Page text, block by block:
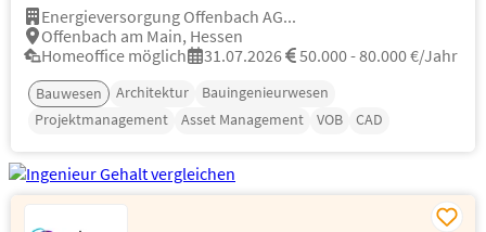
Energieversorgung Offenbach AG...
Offenbach am Main, Hessen
Homeoffice möglich
31.07.2026 50.000 - 80.000 €/Jahr
Bauwesen Architektur
Bauingenieurwesen
Projektmanagement
Asset Management VOB CAD